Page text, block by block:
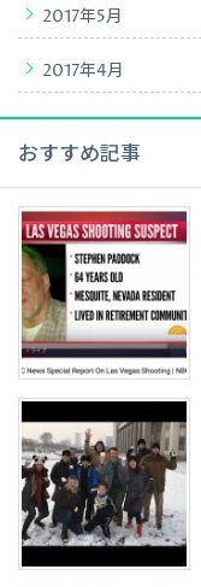
2017年5月
2017年4月
おすすめ記事